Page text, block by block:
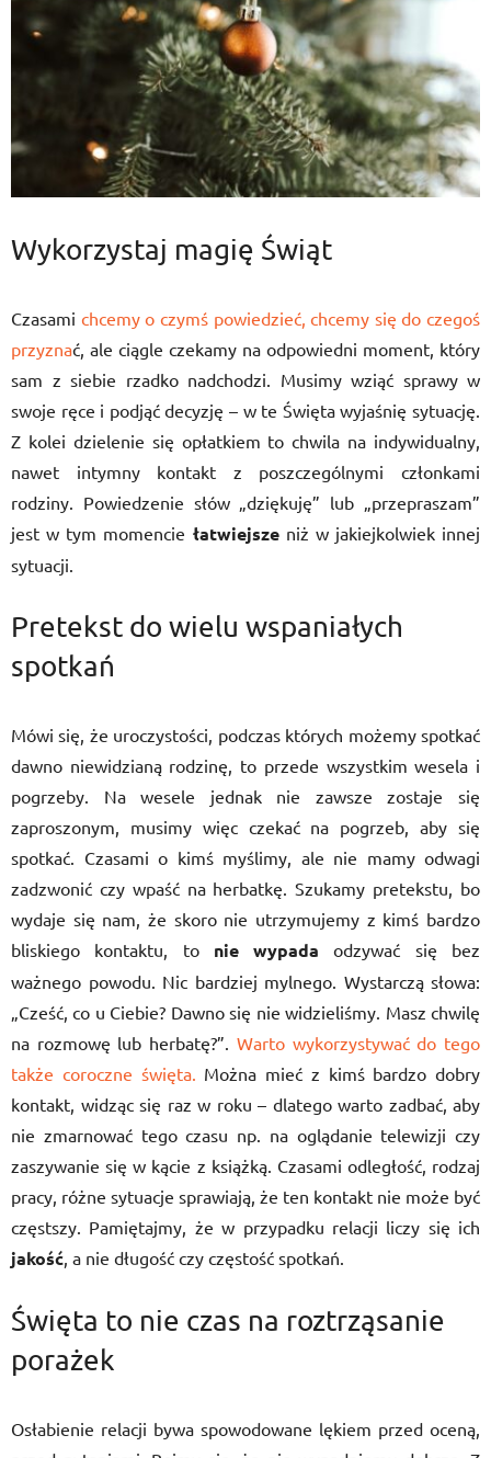
Wykorzystaj magię Świąt
Czasami chcemy o czymś powiedzieć, chcemy się do czegoś
przyznać, ale ciągle czekamy na odpowiedni moment, który
sam z siebie rzadko nadchodzi. Musimy wziąć sprawy w
swoje ręce i podjąć decyzję – w te Święta wyjaśnię sytuację.
Z kolei dzielenie się opłatkiem to chwila na indywidualny,
nawet intymny kontakt z poszczególnymi członkami
rodziny. Powiedzenie słów „dziękuję” lub „przepraszam”
jest w tym momencie łatwiejszeniż w jakiejkolwiek innej
sytuacji.
Pretekst do wielu wspaniałych
spotkań
Mówi się, że uroczystości, podczas których możemy spotkać
dawno niewidzianą rodzinę, to przede wszystkim wesela i
pogrzeby. Na wesele jednak nie zawsze zostaje się
zaproszonym, musimy więc czekać na pogrzeb, aby się
spotkać. Czasami o kimś myślimy, ale nie mamy odwagi
zadzwonić czy wpaść na herbatkę. Szukamy pretekstu, bo
wydaje się nam, że skoro nie utrzymujemy z kimś bardzo
bliskiego kontaktu, to nie wypada odzywać się bez
ważnego powodu. Nic bardziej mylnego. Wystarczą słowa:
„Cześć, co u Ciebie? Dawno się nie widzieliśmy. Masz chwilę
na rozmowę lub herbatę?”. Warto wykorzystywać do tego
także coroczne święta. Można mieć z kimś bardzo dobry
kontakt, widząc się raz w roku – dlatego warto zadbać, aby
nie zmarnować tego czasu np. na oglądanie telewizji czy
zaszywanie się w kącie z książką. Czasami odległość, rodzaj
pracy, różne sytuacje sprawiają, że ten kontakt nie może być
częstszy. Pamiętajmy, że w przypadku relacji liczy się ich
jakość, a nie długość czy częstość spotkań.
Święta to nie czas na roztrząsanie
porażek
Osłabienie relacji bywa spowodowane lękiem przed oceną,